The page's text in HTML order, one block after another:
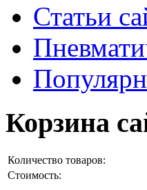
Статьи
Корзина
Количество товаров:
Стоимость: